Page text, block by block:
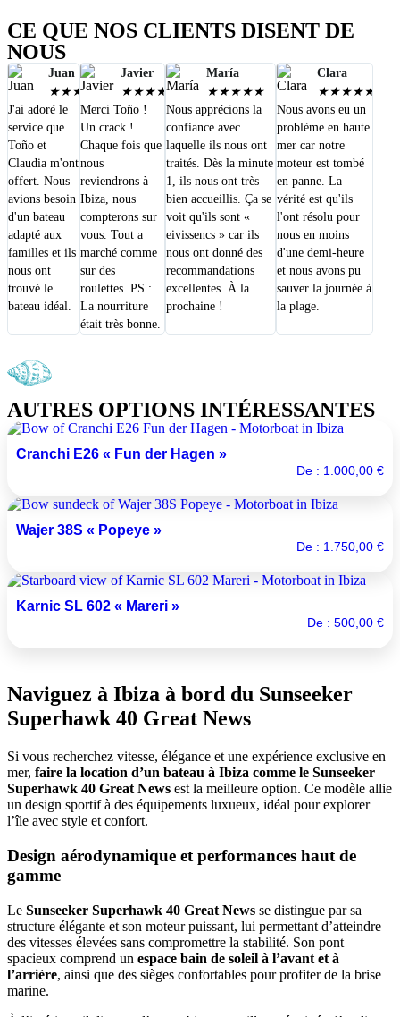
CE QUE NOS CLIENTS DISENT DE
NOUS
Juan
★★★★★
J'ai adoré le
service que
Toño et
Claudia m'ont
offert. Nous
avions besoin
d'un bateau
adapté aux
familles et ils
nous ont
trouvé le
bateau idéal.
Javier
★★★★★
Merci Toño !
Un crack !
Chaque fois que
nous
reviendrons à
Ibiza, nous
compterons sur
vous. Tout a
marché comme
sur des
roulettes. PS :
La nourriture
était très bonne.
María
★★★★★
Nous apprécions la
confiance avec
laquelle ils nous ont
traités. Dès la minute
1, ils nous ont très
bien accueillis. Ça se
voit qu'ils sont «
eivissencs » car ils
nous ont donné des
recommandations
excellentes. À la
prochaine !
Clara
★★★★★
Nous avons eu un
problème en haute
mer car notre
moteur est tombé
en panne. La
vérité est qu'ils
l'ont résolu pour
nous en moins
d'une demi-heure
et nous avons pu
sauver la journée à
la plage.
AUTRES OPTIONS INTÉRESSANTES
Cranchi E26 « Fun der Hagen »
De : 1.000,00 €
Wajer 38S « Popeye »
De : 1.750,00 €
Karnic SL 602 « Mareri »
De : 500,00 €
Naviguez à Ibiza à bord du Sunseeker
Superhawk 40 Great News
Si vous recherchez vitesse, élégance et une expérience exclusive en
mer, faire la location d’un bateau à Ibiza comme le Sunseeker
Superhawk 40 Great News est la meilleure option. Ce modèle allie
un design sportif à des équipements luxueux, idéal pour explorer
l’île avec style et confort.
Design aérodynamique et performances haut de
gamme
Le Sunseeker Superhawk 40 Great News se distingue par sa
structure élégante et son moteur puissant, lui permettant d’atteindre
des vitesses élevées sans compromettre la stabilité. Son pont
spacieux comprend un espace bain de soleil à l’avant et à
l’arrière, ainsi que des sièges confortables pour profiter de la brise
marine.